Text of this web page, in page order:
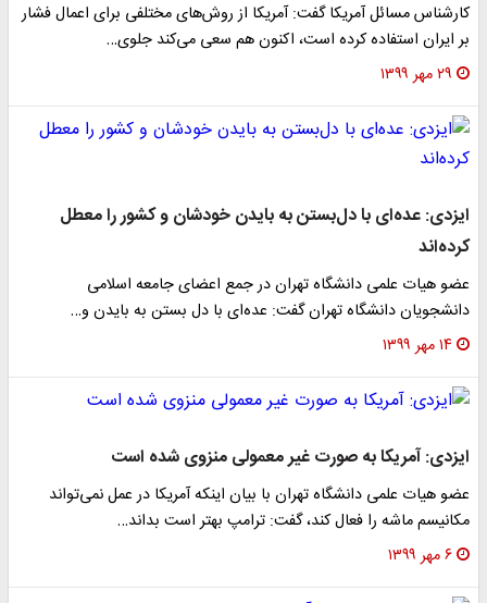
کارشناس مسائل آمریکا گفت: آمریکا از روش‌های مختلفی برای اعمال فشار
بر ایران استفاده کرده است، اکنون هم سعی می‌کند جلوی…
۲۹ مهر ۱۳۹۹
ایزدی: عده‌ای با دل‌بستن به بایدن خودشان و کشور را معطل
کرده‌اند
عضو هیات علمی دانشگاه تهران در جمع اعضای جامعه اسلامی
دانشجویان دانشگاه تهران گفت: عده‌ای با دل بستن به بایدن و…
۱۴ مهر ۱۳۹۹
ایزدی: آمریکا به صورت غیر معمولی منزوی شده است
عضو هیات علمی دانشگاه تهران با بیان اینکه آمریکا در عمل نمی­‌تواند
مکانیسم ماشه را فعال کند، گفت: ترامپ بهتر است بداند…
۶ مهر ۱۳۹۹